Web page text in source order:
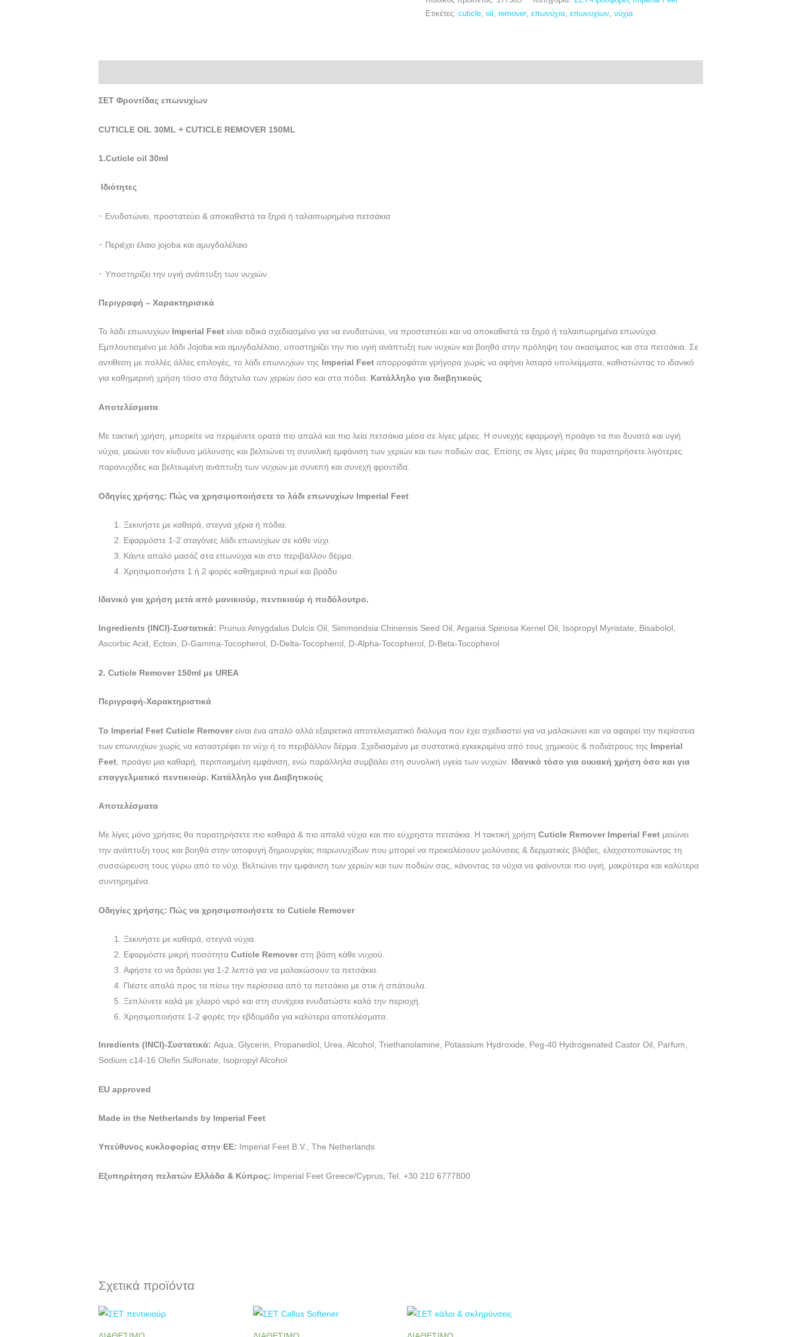
Ετικέτες: cuticle, oil , remover, επωνύχια, επωνυχίων, νύχια
ΣΕΤ Φροντίδας επωνυχίων
CUTICLE OIL 30ML + CUTICLE REMOVER 150ML
1.Cuticle oil 30ml
Ιδιότητες
･ Ενυδατώνει, προστατεύει & αποκαθιστά τα ξηρά ή ταλαιπωρημένα πετσάκια
･ Περιέχει έλαιο jojoba και αμυγδαλέλαιο
･ Υποστηρίζει την υγιή ανάπτυξη των νυχιών
Περιγραφή – Χαρακτηρισικά
Το λάδι επωνυχίων Imperial Feet είναι ειδικά σχεδιασμένο για να ενυδατώνει, να προστατεύει και να αποκαθιστά τα ξηρά ή ταλαιπωρημένα επωνύχια.
Εμπλουτισμένο με λάδι Jojoba και αμυγδαλέλαιο, υποστηρίζει την πιο υγιή ανάπτυξη των νυχιών και βοηθά στην πρόληψη του σκασίματος και στα πετσάκια. Σε
αντίθεση με πολλές άλλες επιλογές, το λάδι επωνυχίων της Imperial Feet απορροφάται γρήγορα χωρίς να αφήνει λιπαρά υπολείμματα, καθιστώντας το ιδανικό
για καθημερινή χρήση τόσο στα δάχτυλα των χεριών όσο και στα πόδια. Κατάλληλο για διαβητικούς
Αποτελέσματα
Με τακτική χρήση, μπορείτε να περιμένετε ορατά πιο απαλά και πιο λεία πετσάκια μέσα σε λίγες μέρες. Η συνεχής εφαρμογή προάγει τα πιο δυνατά και υγιή
νύχια, μειώνει τον κίνδυνο μόλυνσης και βελτιώνει τη συνολική εμφάνιση των χεριών και των ποδιών σας. Επίσης σε λίγες μέρες θα παρατηρήσετε λιγότερες
παρανυχίδες και βελτιωμένη ανάπτυξη των νυχιών με συνεπή και συνεχή φροντίδα.
Οδηγίες χρήσης: Πώς να χρησιμοποιήσετε το λάδι επωνυχίων Imperial Feet
Ξεκινήστε με καθαρά, στεγνά χέρια ή πόδια.
Εφαρμόστε 1-2 σταγόνες λάδι επωνυχίων σε κάθε νύχι.
Κάντε απαλό μασάζ στα επωνύχια και στο περιβάλλον δέρμα.
Χρησιμοποιήστε 1 ή 2 φορές καθημερινά πρωί και βράδυ
Ιδανικό για χρήση μετά από μανικιούρ, πεντικιούρ ή ποδόλουτρο.
Ingredients (INCI)-Συστατικά: Prunus Amygdalus Dulcis Oil, Simmondsia Chinensis Seed Oil, Argania Spinosa Kernel Oil, Isopropyl Myristate, Bisabolol,
Ascorbic Acid, Ectoin, D-Gamma-Tocopherol, D-Delta-Tocopherol, D-Alpha-Tocopherol, D-Beta-Tocopherol
2. Cuticle Remover 150ml με UREA
Περιγραφή-Χαρακτηριστικά
Το Imperial Feet Cuticle Removerείναι ένα απαλό αλλά εξαιρετικά αποτελεσματικό διάλυμα που έχει σχεδιαστεί για να μαλακώνει και να αφαιρεί την περίσσεια
των επωνυχίων χωρίς να καταστρέφει το νύχι ή το περιβάλλον δέρμα. Σχεδιασμένο με συστατικά εγκεκριμένα από τους χημικούς & ποδιάτρους της Imperial
Feet , προάγει μια καθαρή, περιποιημένη εμφάνιση, ενώ παράλληλα συμβάλει στη συνολική υγεία των νυχιών. Ιδανικό τόσο για οικιακή χρήση όσο και για
επαγγελματικό πεντικιούρ. Κατάλληλο για Διαβητικούς
Αποτελέσματα
Με λίγες μόνο χρήσεις θα παρατηρήσετε πιο καθαρά & πιο απαλά νύχια και πιο εύχρηστα πετσάκια. Η τακτική χρήσηCuticle Remover Imperial Feet μειώνει
την ανάπτυξη τους και βοηθά στην αποφυγή δημιουργίας παρωνυχίδων που μπορεί να προκαλέσουν μολύνσεις & δερματικές βλάβες, ελαχιστοποιώντας τη
συσσώρευση τους γύρω από το νύχι. Βελτιώνει την εμφάνιση των χεριών και των ποδιών σας, κάνοντας τα νύχια να φαίνονται πιο υγιή, μακρύτερα και καλύτερα
συντηρημένα.
Οδηγίες χρήσης: Πώς να χρησιμοποιήσετε το Cuticle Remover
Ξεκινήστε με καθαρά, στεγνά νύχια.
Εφαρμόστε μικρή ποσότηταCuticle Removerστη βάση κάθε νυχιού.
Αφήστε το να δράσει για 1-2 λεπτά για να μαλακώσουν τα πετσάκια.
Πιέστε απαλά προς τα πίσω την περίσσεια από τα πετσάκια με στικ ή σπάτουλα.
Ξεπλύνετε καλά με χλιαρό νερό και στη συνέχεια ενυδατώστε καλά την περιοχή.
Χρησιμοποιήστε 1-2 φορές την εβδομάδα για καλύτερα αποτελέσματα.
Inredients (INCI)-Συστατικά:Aqua, Glycerin, Propanediol, Urea, Alcohol, Triethanolamine, Potassium Hydroxide, Peg-40 Hydrogenated Castor Oil, Parfum,
Sodium c14-16 Olefin Sulfonate, Isopropyl Alcohol
EU approved
Made in the Netherlands by Imperial Feet
Υπεύθυνος κυκλοφορίας στην ΕΕ: Imperial Feet B.V., The Netherlands
Εξυπηρέτηση πελατών Ελλάδα & Κύπρος: Imperial Feet Greece/Cyprus, Tel. +30 210 6777800
Σχετικά προϊόντα